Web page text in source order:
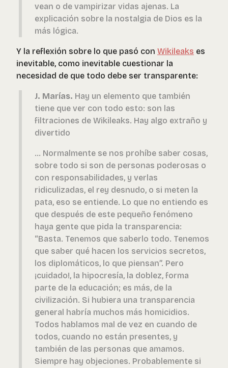
vean o de vampirizar vidas ajenas. La
explicación sobre la nostalgia de Dios es la
más lógica.
Y la reflexión sobre lo que pasó con Wikileaks es
inevitable, como inevitable cuestionar la
necesidad de que todo debe ser transparente:
J. Marías. Hay un elemento que también
tiene que ver con todo esto: son las
filtraciones de Wikileaks. Hay algo extraño y
divertido
... Normalmente se nos prohíbe saber cosas,
sobre todo si son de personas poderosas o
con responsabilidades, y verlas
ridiculizadas, el rey desnudo, o si meten la
pata, eso se entiende. Lo que no entiendo es
que después de este pequeño fenómeno
haya gente que pida la transparencia:
“Basta. Tenemos que saberlo todo. Tenemos
que saber qué hacen los servicios secretos,
los diplomáticos, lo que piensan”. Pero
¡cuidado!, la hipocresía, la doblez, forma
parte de la educación; es más, de la
civilización. Si hubiera una transparencia
general habría muchos más homicidios.
Todos hablamos mal de vez en cuando de
todos, cuando no están presentes, y
también de las personas que amamos.
Siempre hay objeciones. Probablemente si